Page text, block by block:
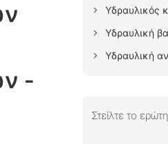
-
Υδραυλικός
Υδραυλική
Υδραυλική
Στείλτε το